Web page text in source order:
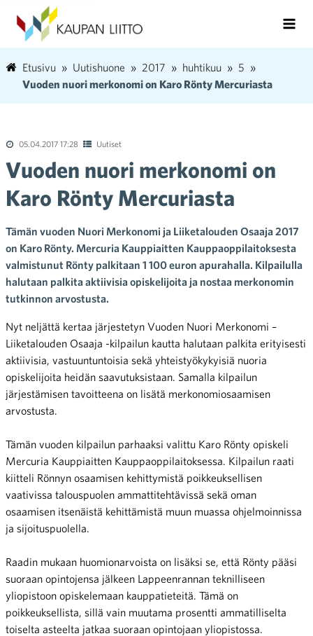
Etusivu Uutishuone 2017 huhtikuu
5
Vuoden nuori merkonomi on Karo Rönty Mercuriasta
05.04.2017 17:28 Uutiset
Vuoden nuori merkonomi on
Karo Rönty Mercuriasta
Tämän vuoden Nuori Merkonomi ja Liiketalouden Osaaja 2017
on Karo Rönty. Mercuria Kauppiaitten Kauppaoppilaitoksesta
valmistunut Rönty palkitaan 1 100 euron apurahalla. Kilpailulla
halutaan palkita aktiivisia opiskelijoita ja nostaa merkonomin
tutkinnon arvostusta.
Nyt neljättä kertaa järjestetyn Vuoden Nuori Merkonomi –
Liiketalouden Osaaja -kilpailun kautta halutaan palkita erityisesti
aktiivisia, vastuuntuntoisia sekä yhteistyökykyisiä nuoria
opiskelijoita heidän saavutuksistaan. Samalla kilpailun
järjestämisen tavoitteena on lisätä merkonomiosaamisen
arvostusta.
Tämän vuoden kilpailun parhaaksi valittu Karo Rönty opiskeli
Mercuria Kauppiaitten Kauppaoppilaitoksessa. Kilpailun raati
kiitteli Rönnyn osaamisen kehittymistä poikkeuksellisen
vaativissa talouspuolen ammattitehtävissä sekä oman
osaamisen itsenäistä kehittämistä muun muassa ohjelmoinnissa
ja sijoituspuolella.
Raadin mukaan huomionarvoista on lisäksi se, että Rönty pääsi
suoraan opintojensa jälkeen Lappeenrannan teknilliseen
yliopistoon opiskelemaan kauppatieteitä. Tämä on
poikkeuksellista, sillä vain muutama prosentti ammatilliselta
toiselta asteelta jatkaa suoraan opintojaan yliopistossa.